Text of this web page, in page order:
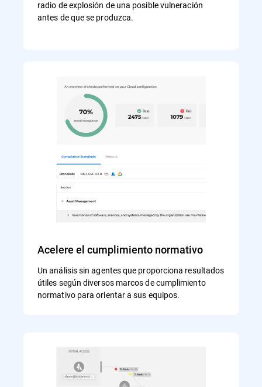
radio de explosión de una posible vulneración
antes de que se produzca.
Acelere el cumplimiento normativo
Un análisis sin agentes que proporciona resultados
útiles según diversos marcos de cumplimiento
normativo para orientar a sus equipos.